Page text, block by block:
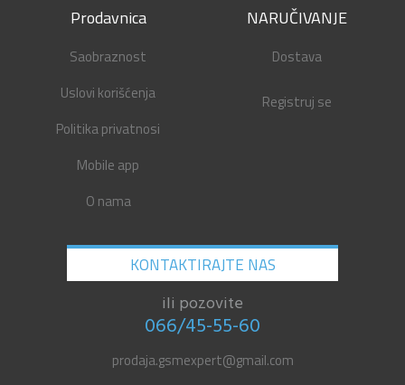
Prodavnica
Saobraznost
Uslovi korišćenja
Politika privatnosi
Mobile app
O nama
NARUČIVANJE
Dostava
Registruj se
KONTAKTIRAJTE NAS
ili pozovite
066/45-55-60
prodaja.gsmexpert@gmail.com